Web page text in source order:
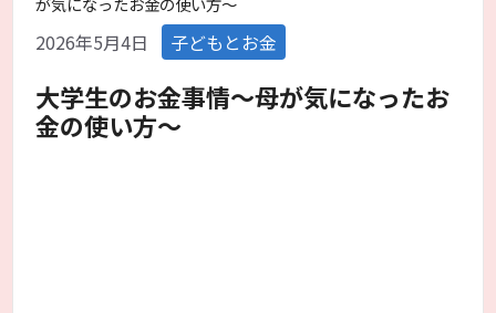
2026年5月4日 カ
テ
ゴ
リ
子どもとお金
大学生のお金事情～母が気になったお
金の使い方～